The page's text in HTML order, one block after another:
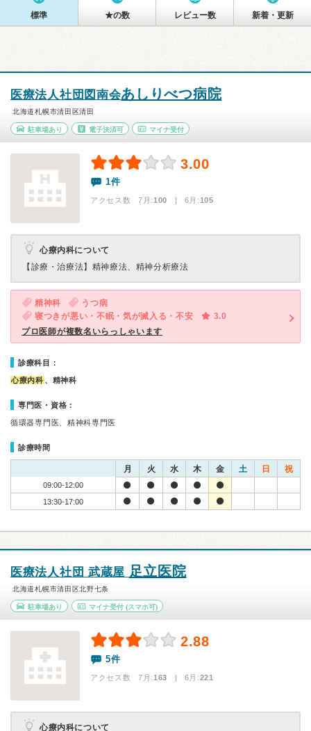
標準 ★の数 レビュー数 新着・更新
医療法人社団図南会あしりべつ病院
北海道札幌市清田区清田
駐車場あり 電子決済可 マイナ受付
3.00
1件
アクセス数 7月:100 | 6月:105
心療内科について
【診療・治療法】 精神療法、精神分析療法
精神科
うつ病
寝つきが悪い・不眠・気が滅入る・不安
3.0
プロ医師が複数名いらっしゃいます
診療科目：
心療内科 、精神科
専門医・資格：
循環器専門医、精神科専門医
診療時間
月 火 水 木 金 土 日 祝
09:00-12:00
13:30-17:00
医療法人社団 武蔵屋 足立医院
北海道札幌市清田区北野七条
駐車場あり マイナ受付(スマホ可)
2.88
5件
アクセス数 7月:163 | 6月:221
心療内科について